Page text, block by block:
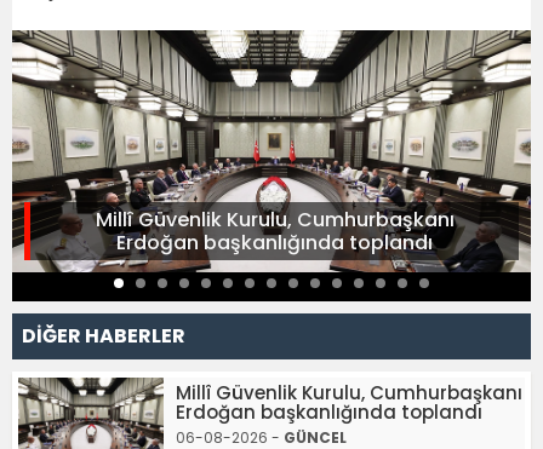
Millî Güvenlik Kurulu, Cumhurbaşkanı
Erdoğan başkanlığında toplandı
DİĞER HABERLER
Millî Güvenlik Kurulu, Cumhurbaşkanı
Erdoğan başkanlığında toplandı
06-08-2026 - GÜNCEL